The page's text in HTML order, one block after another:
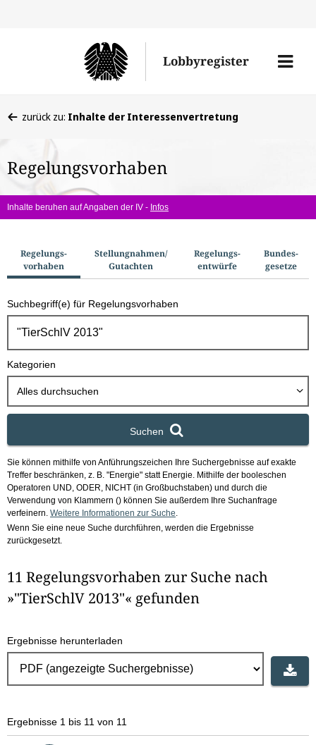
den
Lobbyregister
Menü
befinden
hier:
zurück zu: Inhalte der Interessenvertretung
Regelungsvorhaben
Inhalte beruhen auf Angaben der IV - Infos
u
c
h
o
Regelungs­
vorhaben
Stellungnahmen/​
Gutachten
Regelungs­
entwürfe
Bundes­
gesetze
Suchbegriff(e) für Regelungsvorhaben
Kategorien
Alles durchsuchen
Suchen
Sie können mithilfe von Anführungszeichen Ihre Suchergebnisse auf exakte
Treffer beschränken, z. B. "Energie" statt Energie. Mithilfe der booleschen
Operatoren UND, ODER, NICHT (in Großbuchstaben) und durch die
Verwendung von Klammern () können Sie außerdem Ihre Suchanfrage
verfeinern. Weitere Informationen zur Suche
Wenn Sie eine neue Suche durchführen, werden die Ergebnisse
zurückgesetzt.
11 Regelungsvorhaben zur Suche nach
»"TierSchlV 2013"« gefunden
Ergebnisse herunterladen
Ergebnisse 1 bis 11 von 11